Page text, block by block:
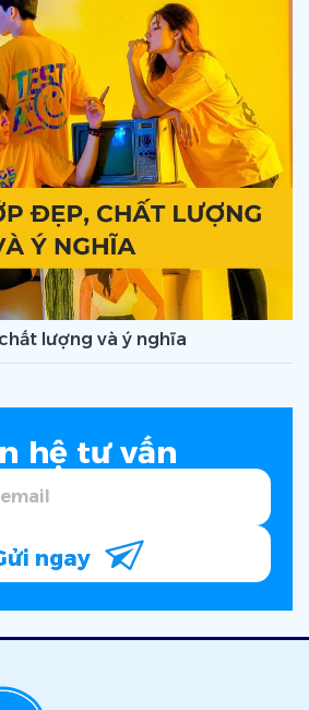
lượng và ý nghĩa
hệ tư vấn
ngay